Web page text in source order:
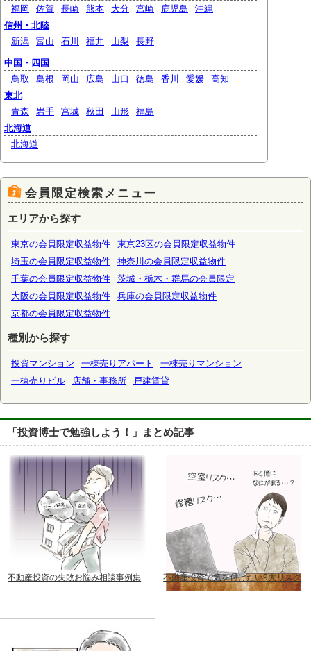
福岡
佐賀 長崎 熊本 大分 宮崎 鹿児島
沖縄
信州・北陸
新潟
富山 石川 福井 山梨 長野
中国・四国
鳥取
島根 岡山 広島 山口 徳島 香川 愛媛
高知
東北
青森
岩手 宮城 秋田 山形
福島
北海道
北海道
会員限定検索メニュー
エリアから探す
東京の会員限定収益物件
東京23区の会員限定収益物件
埼玉の会員限定収益物件
神奈川の会員限定収益物件
千葉の会員限定収益物件
茨城・栃木・群馬の会員限定
大阪の会員限定収益物件
兵庫の会員限定収益物件
京都の会員限定収益物件
種別から探す
投資マンション 一棟売りアパート
一棟売りマンション
一棟売りビル
店舗・事務所 戸建賃貸
「投資博士で勉強しよう！」まとめ記事
不動産投資の失敗お悩み相談事例集 不動産投資で気を付けたい9大リスク